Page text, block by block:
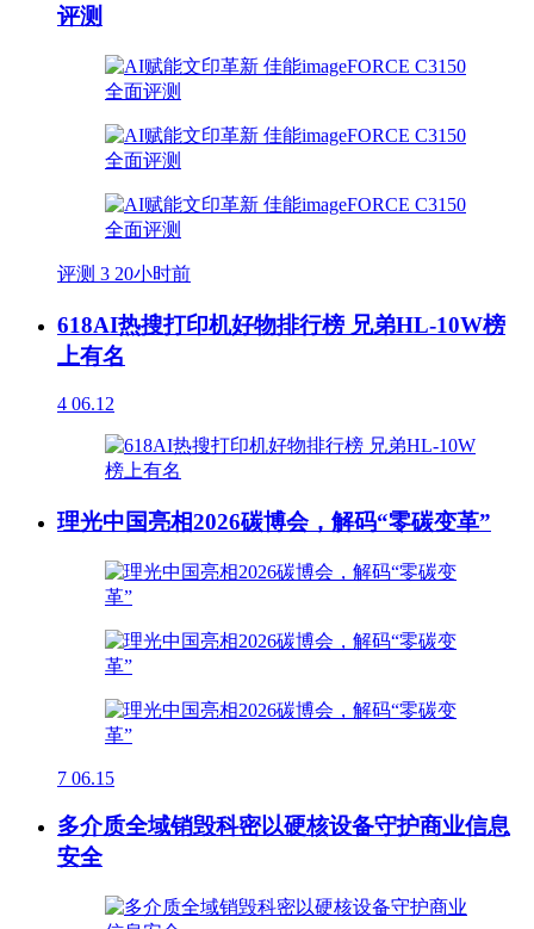
评测
评测 3 20小时前
618AI热搜打印机好物排行榜 兄弟HL-10W榜
上有名
4 06.12
理光中国亮相2026碳博会，解码“零碳变革”
7 06.15
多介质全域销毁科密以硬核设备守护商业信息
安全